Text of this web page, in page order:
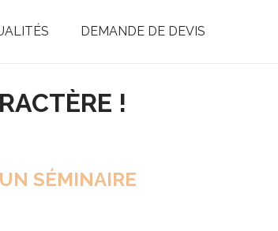
DEMANDE DE DEVIS
!
SÉMINAIRE